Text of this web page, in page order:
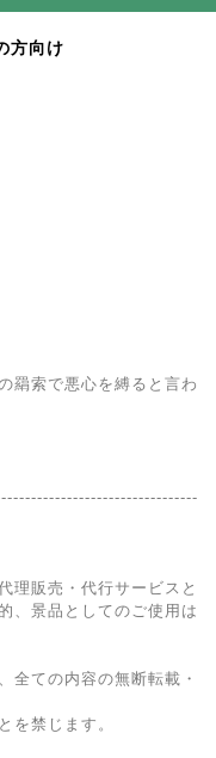
方向け
羂索で悪心を縛ると言わ
理販売・代行サービスと
、景品としてのご使用は
全ての内容の無断転載・
を禁じます。